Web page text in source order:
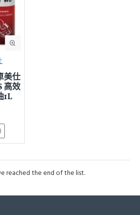
美仕
高效
1L
reached the end of the list.